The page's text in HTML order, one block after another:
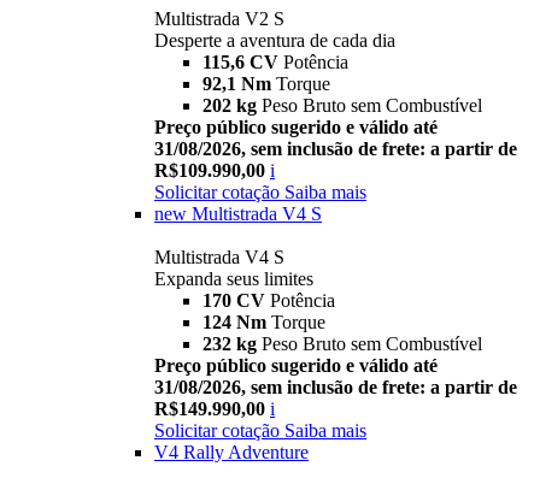
Multistrada V2 S
Desperte a aventura de cada dia
115,6 CV Potência
92,1 Nm Torque
202 kg Peso Bruto sem Combustível
Preço público sugerido e válido até
31/08/2026, sem inclusão de frete: a partir de
R$109.990,00 i
Solicitar cotação Saiba mais
new Multistrada V4 S
Multistrada V4 S
Expanda seus limites
170 CV Potência
124 Nm Torque
232 kg Peso Bruto sem Combustível
Preço público sugerido e válido até
31/08/2026, sem inclusão de frete: a partir de
R$149.990,00 i
Solicitar cotação Saiba mais
V4 Rally Adventure